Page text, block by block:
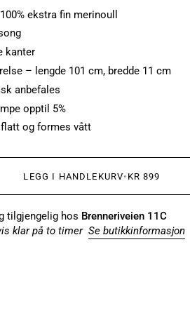
ekstra fin merinoull
kanter
– lengde 101 cm, bredde 11 cm
anbefales
opptil 5%
og formes vått
LEGG I HANDLEKURV• KR 899
tilgjengelig hos Brenneriveien 11C
klar på to timer Se butikkinformasjon